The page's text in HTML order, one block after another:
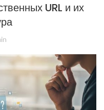
URL и их